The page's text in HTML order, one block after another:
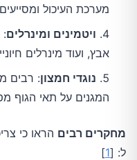
מערכת העיכול
ויטמינים ומינרלים
אבץ, ועוד מינרלים
נוגדי חמצון: רבים
המגנים על תאי הגוף
מחקרים רבים
ל: [1
]